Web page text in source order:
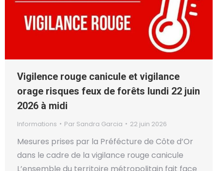
Vigilence rouge canicule et vigilance
orage risques feux de forêts lundi 22 juin
2026 à midi
Informations Par Sandra Garcia 22 juin 2026
Mesures prises par la Préfécture de Côte d’Or
dans le cadre de la vigilance rouge canicule